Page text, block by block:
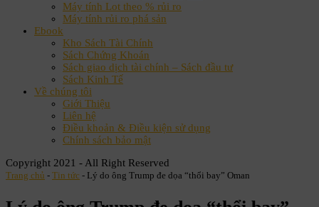
Máy tính Lot theo % rủi ro
Máy tính rủi ro phá sản
Ebook
Kho Sách Tài Chính
Sách Chứng Khoán
Sách giao dịch tài chính – Sách đầu tư
Sách Kinh Tế
Về chúng tôi
Giới Thiệu
Liên hệ
Điều khoản & Điều kiện sử dụng
Chính sách bảo mật
Copyright 2021 - All Right Reserved
Trang chủ - Tin tức - Lý do ông Trump đe dọa “thổi bay” Oman